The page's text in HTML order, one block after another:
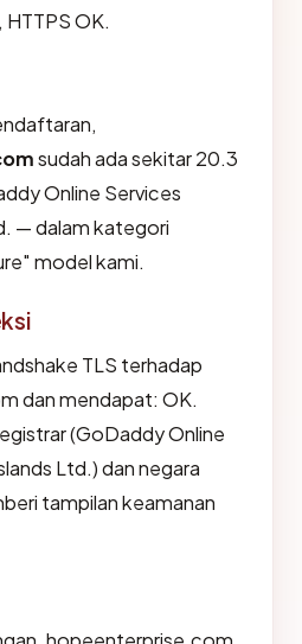
OK.
sudah ada sekitar 20.3
Online Services
— dalam kategori
model kami.
TLS terhadap
dan mendapat: OK.
(GoDaddy Online
Ltd.) dan negara
tampilan keamanan